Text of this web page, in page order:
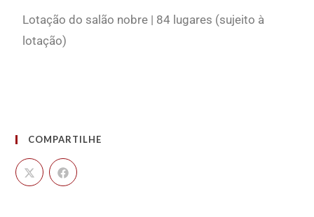
Lotação do salão nobre | 84 lugares (sujeito à
lotação)
COMPARTILHE